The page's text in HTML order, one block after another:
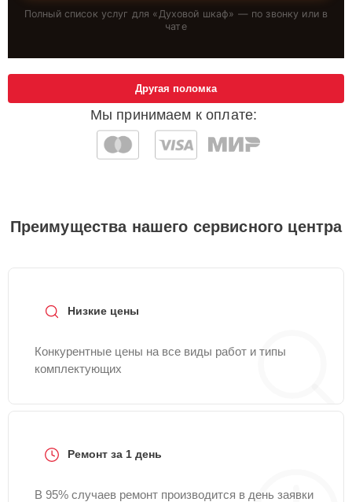
Полный список услуг для «Духовой шкаф» — по звонку или в
чате
Мы принимаем к оплате:
Другая поломка
Преимущества нашего сервисного центра
Низкие цены
Конкурентные цены на все виды работ и типы
комплектующих
Ремонт за 1 день
В 95% случаев ремонт производится в день заявки